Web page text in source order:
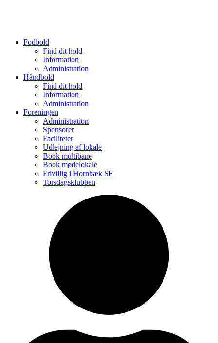
Fodbold
Find dit hold
Information
Administration
Håndbold
Find dit hold
Information
Administration
Foreningen
Administration
Sponsorer
Faciliteter
Udlejning af lokale
Book multibane
Book mødelokale
Frivillig i Hornbæk SF
Torsdagsklubben